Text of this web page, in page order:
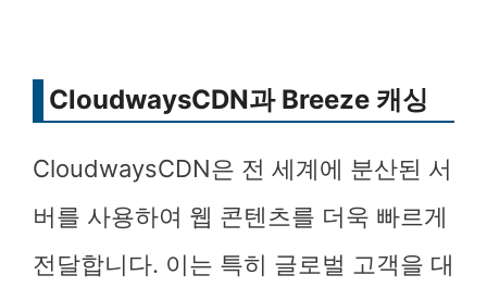
CloudwaysCDN과 Breeze 캐싱
CloudwaysCDN은 전 세계에 분산된 서
버를 사용하여 웹 콘텐츠를 더욱 빠르게
전달합니다. 이는 특히 글로벌 고객을 대